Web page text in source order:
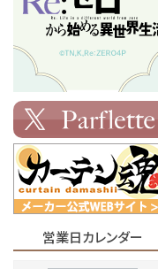
営業日カレンダー